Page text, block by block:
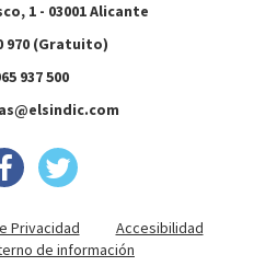
1 - 03001 Alicante
970 (Gratuito)
937 500
Privacidad
Accesibilidad
de información